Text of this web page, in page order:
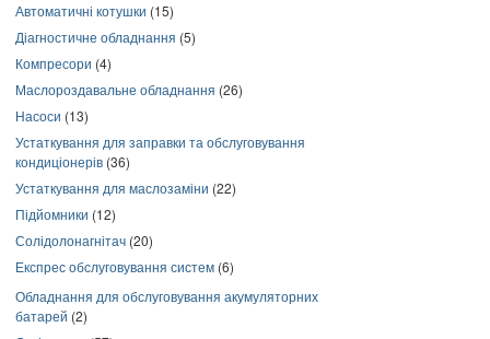
Автоматичні котушки (15)
Діагностичне обладнання (5)
Компресори (4)
Маслороздавальне обладнання (26)
Насоси (13)
Устаткування для заправки та обслуговування
кондиціонерів (36)
Устаткування для маслозаміни (22)
Підйомники (12)
Солідолонагнітач (20)
Експрес обслуговування систем (6)
Обладнання для обслуговування акумуляторних
батарей (2)